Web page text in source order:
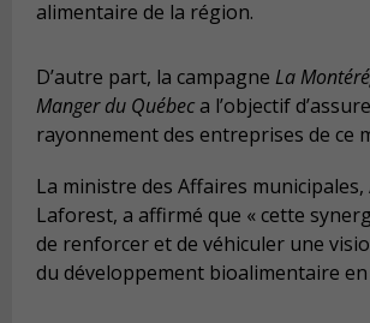
alimentaire de la région.
D’autre part, la campagne La
Manger du Québeca l’objectif
rayonnement des entreprises de ce
La ministre des Affaires municipales,
Laforest, a affirmé que « cette
de renforcer et de véhiculer une
du développement bioalimentaire